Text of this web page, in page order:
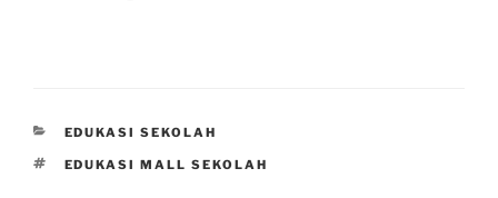
CATEGORIES
EDUKASI SEKOLAH
TAGS
EDUKASI MALL SEKOLAH